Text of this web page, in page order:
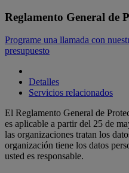
Reglamento General de
Programe una llamada con
presupuesto
Detalles
Servicios relacionados
El Reglamento General de
es aplicable a partir del 25 de
las organizaciones tratan los
organización tiene los datos
usted es responsable.